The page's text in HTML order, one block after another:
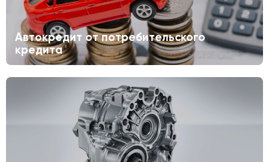
Автокредит от потребительского
кредита